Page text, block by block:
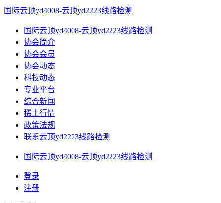
国际云顶yd4008-云顶yd2223线路检测
国际云顶yd4008-云顶yd2223线路检测
协会简介
协会会员
协会动态
科技动态
专业平台
综合新闻
稀土行情
政策法规
联系云顶yd2223线路检测
国际云顶yd4008-云顶yd2223线路检测
登录
注册